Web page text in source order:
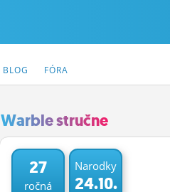
BLOG FÓRA
Warble stručne
27
ročná
Narodky
24.10.